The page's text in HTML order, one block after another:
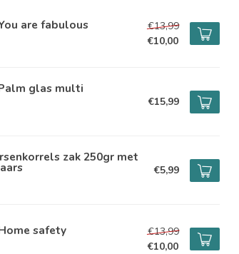
are fabulous
€13,99
€10,00
glas multi
€15,99
zak 250gr met
€5,99
safety
€13,99
€10,00